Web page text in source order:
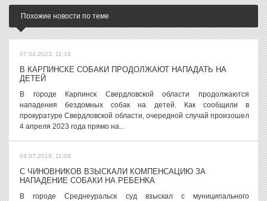
Похожие новости по теме
07.04.2023, 11:18
В КАРПИНСКЕ СОБАКИ ПРОДОЛЖАЮТ НАПАДАТЬ НА
ДЕТЕЙ
В городе Карпинск Свердловской области продолжаются
нападения бездомных собак на детей. Как сообщили в
прокуратуре Свердловской области, очередной случай произошел
4 апреля 2023 года прямо на...
04.07.2019, 11:08
С ЧИНОВНИКОВ ВЗЫСКАЛИ КОМПЕНСАЦИЮ ЗА
НАПАДЕНИЕ СОБАКИ НА РЕБЕНКА
В городе Среднеуральск суд взыскал с муниципального